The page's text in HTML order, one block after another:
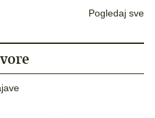
Pogledaj sve